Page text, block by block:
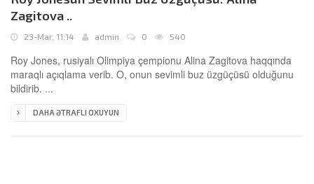
Zagitova ..
23-Mar, 11:14 admin 0 540
Roy Jones, rusiyalı Olimpiya çempionu Alina Zagitova haqqında
maraqlı açıqlama verib. O, onun sevimli buz üzgüçüsü olduğunu
bildirib. ...
DAHA ƏTRAFLI OXUYUN